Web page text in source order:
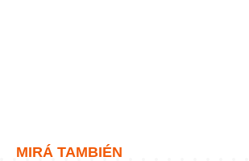
MIRÁ TAMBIÉN